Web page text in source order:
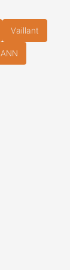
Vaillant